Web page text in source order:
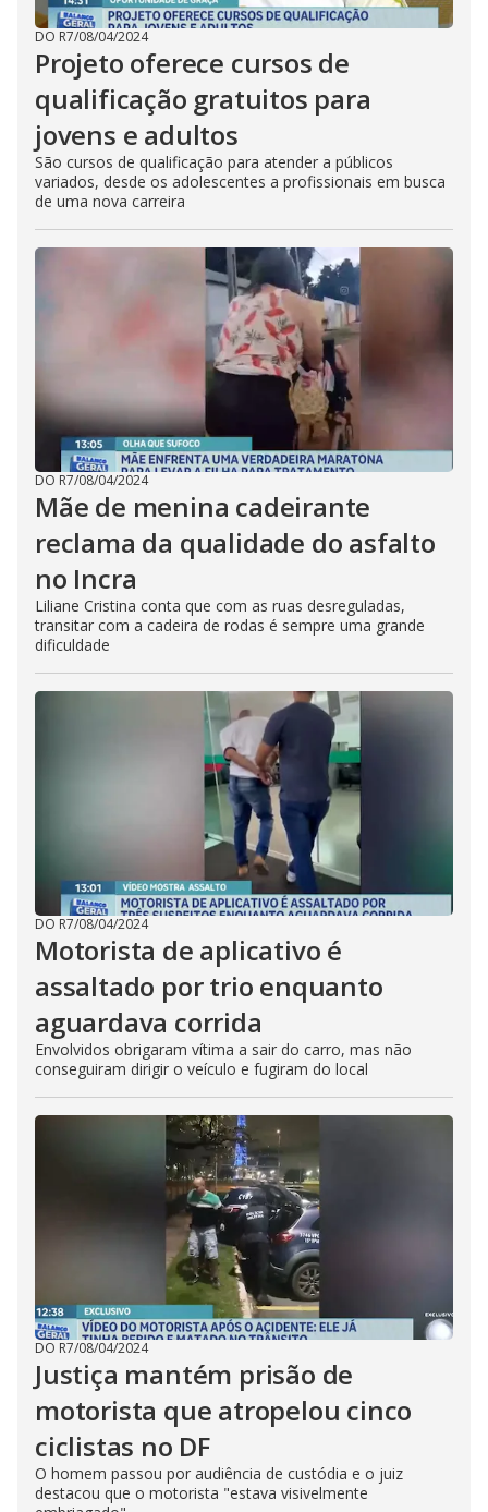
DO R7/08/04/2024
Projeto oferece cursos de
qualificação gratuitos para
jovens e adultos
São cursos de qualificação para atender a públicos
variados, desde os adolescentes a profissionais em busca
de uma nova carreira
DO R7/08/04/2024
Mãe de menina cadeirante
reclama da qualidade do asfalto
no Incra
Liliane Cristina conta que com as ruas desreguladas,
transitar com a cadeira de rodas é sempre uma grande
dificuldade
DO R7/08/04/2024
Motorista de aplicativo é
assaltado por trio enquanto
aguardava corrida
Envolvidos obrigaram vítima a sair do carro, mas não
conseguiram dirigir o veículo e fugiram do local
DO R7/08/04/2024
Justiça mantém prisão de
motorista que atropelou cinco
ciclistas no DF
O homem passou por audiência de custódia e o juiz
destacou que o motorista "estava visivelmente